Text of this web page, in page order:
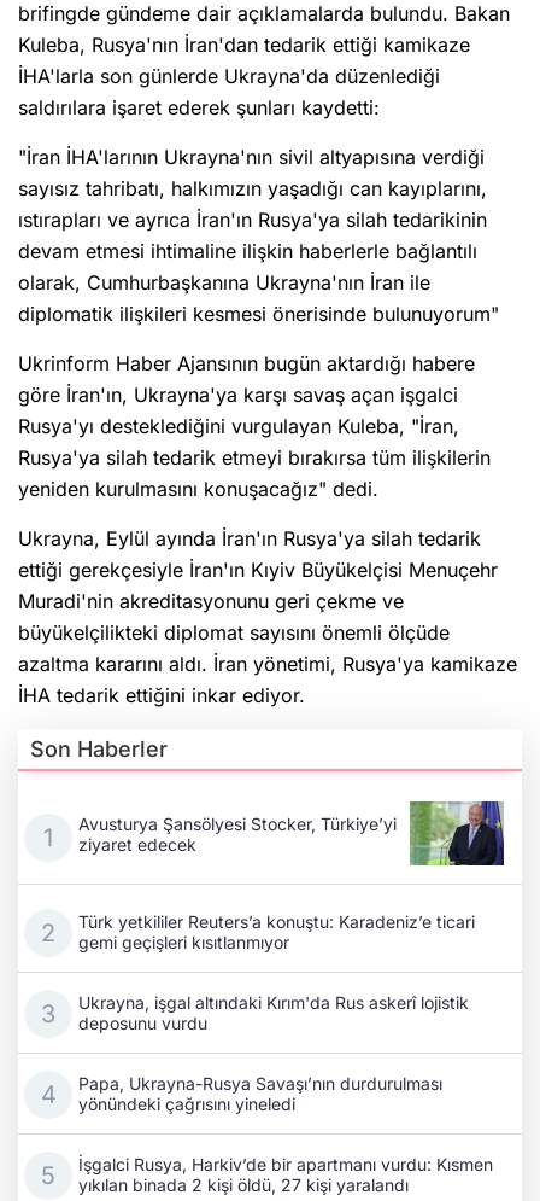
brifingde gündeme dair açıklamalarda bulundu. Bakan
Kuleba, Rusya'nın İran'dan tedarik ettiği kamikaze
İHA'larla son günlerde Ukrayna'da düzenlediği
saldırılara işaret ederek şunları kaydetti:
"İran İHA'larının Ukrayna'nın sivil altyapısına verdiği
sayısız tahribatı, halkımızın yaşadığı can kayıplarını,
ıstırapları ve ayrıca İran'ın Rusya'ya silah tedarikinin
devam etmesi ihtimaline ilişkin haberlerle bağlantılı
olarak, Cumhurbaşkanına Ukrayna'nın İran ile
diplomatik ilişkileri kesmesi önerisinde bulunuyorum"
Ukrinform Haber Ajansının bugün aktardığı habere
göre İran'ın, Ukrayna'ya karşı savaş açan işgalci
Rusya'yı desteklediğini vurgulayan Kuleba, "İran,
Rusya'ya silah tedarik etmeyi bırakırsa tüm ilişkilerin
yeniden kurulmasını konuşacağız" dedi.
Ukrayna, Eylül ayında İran'ın Rusya'ya silah tedarik
ettiği gerekçesiyle İran'ın Kıyiv Büyükelçisi Menuçehr
Muradi'nin akreditasyonunu geri çekme ve
büyükelçilikteki diplomat sayısını önemli ölçüde
azaltma kararını aldı. İran yönetimi, Rusya'ya kamikaze
İHA tedarik ettiğini inkar ediyor.
Son Haberler
Avusturya Şansölyesi Stocker, Türkiye’yi
ziyaret edecek
Türk yetkililer Reuters’a konuştu: Karadeniz’e ticari
gemi geçişleri kısıtlanmıyor
Ukrayna, işgal altındaki Kırım'da Rus askerî lojistik
deposunu vurdu
Papa, Ukrayna-Rusya Savaşı’nın durdurulması
yönündeki çağrısını yineledi
İşgalci Rusya, Harkiv’de bir apartmanı vurdu: Kısmen
yıkılan binada 2 kişi öldü, 27 kişi yaralandı